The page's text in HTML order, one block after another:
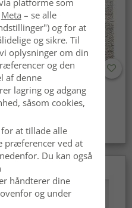
Uldtæppe - Avafors Wool
Bubble (natural)
kr.719
Meta – se alle
og for at
og sikre. Til
oplysninger om din
og den
af denne
lagring og adgang
såsom cookies,
at tillade alle
præferencer ved at
Du kan også
håndterer dine
og under